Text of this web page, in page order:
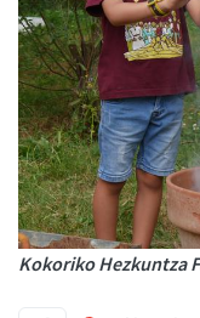
Kokoriko Hezkuntza